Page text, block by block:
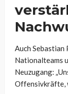
Auch Sebastian
Nationalteams
Neuzugang:
Offensivkräfte,